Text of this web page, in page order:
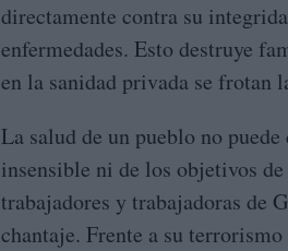
directamente contra su
enfermedades. Esto destruye
en la sanidad privada se frotan
La salud de un pueblo no
insensible ni de los objetivos
trabajadores y trabajadoras de
chantaje. Frente a su